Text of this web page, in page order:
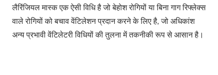
लैरिंजियल मास्क एक ऐसी विधि है जो बेहोश रोगियों या बिना गाग रिफ्लेक्स
वाले रोगियों को बचाव वेंटिलेशन प्रदान करने के लिए है, जो अधिकांश
अन्य प्रभावी वेंटिलेटरी विधियों की तुलना में तकनीकी रूप से आसान है।